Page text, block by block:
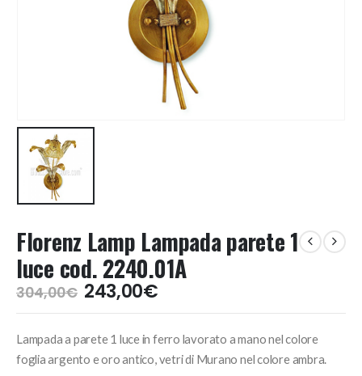
Florenz Lamp Lampada parete 1
luce cod. 2240.01A
304,00€ Il
prezzo
era:
304,00€.
243,00€Il
prezzo
è:
243,00€.
Lampada a parete 1 luce in ferro lavorato a mano nel colore
foglia argento e oro antico, vetri di Murano nel colore ambra.